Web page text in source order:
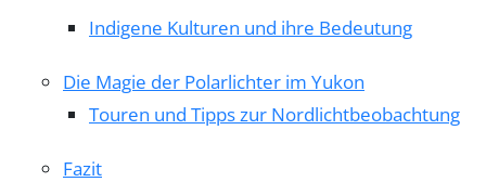
Indigene Kulturen und ihre Bedeutung
Die Magie der Polarlichter im Yukon
Touren und Tipps zur Nordlichtbeobachtung
Fazit